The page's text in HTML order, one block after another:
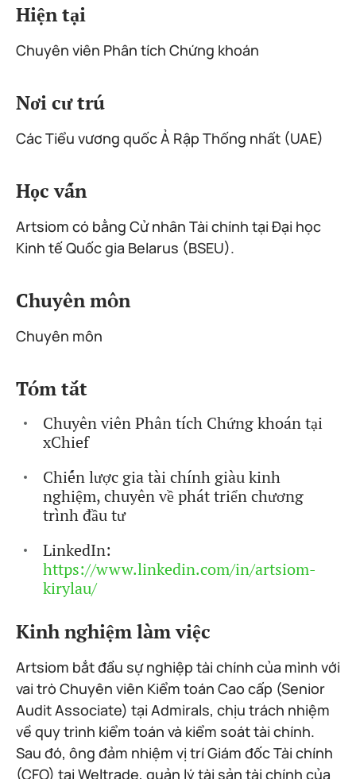
Hiện tại
Chuyên viên Phân tích Chứng khoán
Nơi cư trú
Các Tiểu vương quốc Ả Rập Thống nhất (UAE)
Học vấn
Artsiom có bằng Cử nhân Tài chính tại Đại học
Kinh tế Quốc gia Belarus (BSEU).
Chuyên môn
Chuyên môn
Tóm tắt
Chuyên viên Phân tích Chứng khoán tại
xChief
Chiến lược gia tài chính giàu kinh
nghiệm, chuyên về phát triển chương
trình đầu tư
LinkedIn:
https://www.linkedin.com/in/artsiom-
kirylau/
Kinh nghiệm làm việc
Artsiom bắt đầu sự nghiệp tài chính của mình với
vai trò Chuyên viên Kiểm toán Cao cấp (Senior
Audit Associate) tại Admirals, chịu trách nhiệm
về quy trình kiểm toán và kiểm soát tài chính.
Sau đó, ông đảm nhiệm vị trí Giám đốc Tài chính
(CFO) tại Weltrade, quản lý tài sản tài chính của